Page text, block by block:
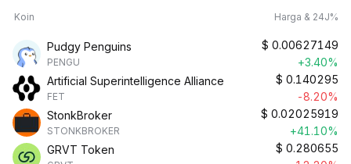
Koin Harga & 24J%
Pudgy Penguins
PENGU
$ 0.00627149
+3.40%
Artificial Superintelligence Alliance
FET
$ 0.140295
-8.20%
StonkBroker
STONKBROKER
$ 0.02025919
+41.10%
GRVT Token
$ 0.280655